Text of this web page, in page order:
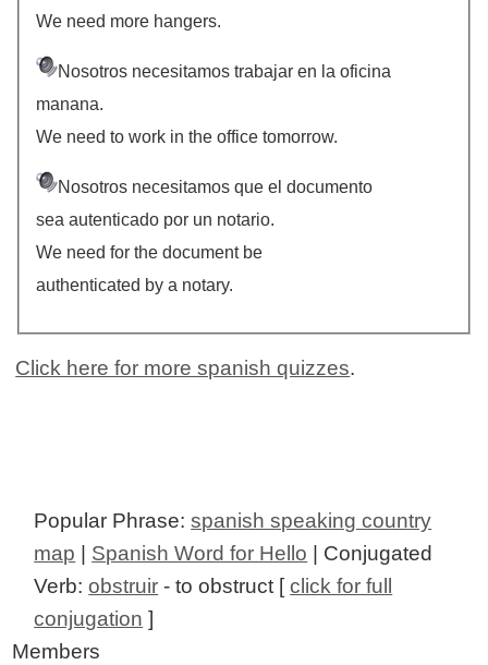
We need more hangers.
Nosotros necesitamos trabajar en la oficina
manana.
We need to work in the office tomorrow.
Nosotros necesitamos que el documento
sea autenticado por un notario.
We need for the document be
authenticated by a notary.
Click here for more spanish quizzes.
Popular Phrase:spanish speaking country
map
Spanish Word for Hello | Conjugated
Verb:obstruir - to obstruct [click for full
conjugation ]
Members